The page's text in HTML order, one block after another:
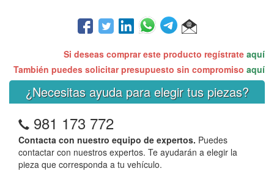
Si deseas comprar este producto regístrate aquí
También puedes solicitar presupuesto sin compromiso aquí
¿Necesitas ayuda para elegir tus piezas?
981 173 772
Contacta con nuestro equipo de expertos. Puedes
contactar con nuestros expertos. Te ayudarán a elegir la
pieza que corresponda a tu vehículo.